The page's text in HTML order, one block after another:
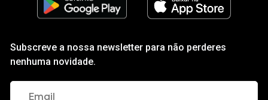
Subscreve a nossa newsletter para não perderes
nenhuma novidade.